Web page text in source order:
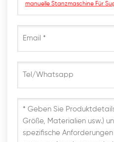
manuelle Stanzmaschine Für